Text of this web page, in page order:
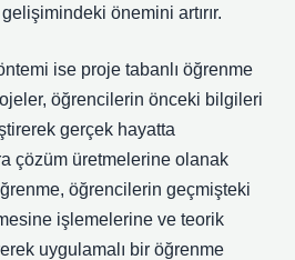
önemini artırır.
ise proje tabanlı öğrenme
öğrencilerin önceki bilgileri
gerçek hayatta
çözüm üretmelerine olanak
öğrencilerin geçmişteki
işlemelerine ve teorik
uygulamalı bir öğrenme